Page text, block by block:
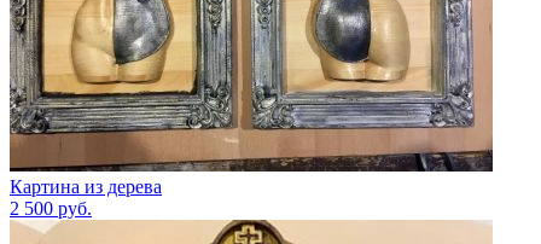
Картина из дерева
2 500 руб.